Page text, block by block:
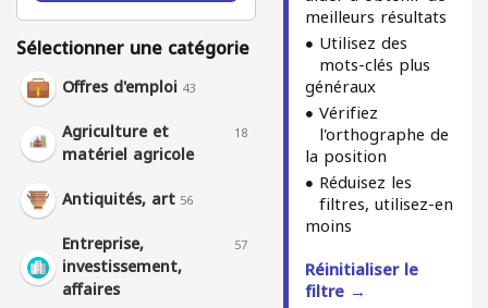
Sélectionner une catégorie
Offres d'emploi 43
Agriculture et
matériel agricole
18
Antiquités, art 56
Entreprise,
investissement,
affaires
57
meilleurs résultats
Utilisez des
mots-clés plus
généraux
Vérifiez
l'orthographe de
la position
Réduisez les
filtres, utilisez-en
moins
Réinitialiser le
filtre →